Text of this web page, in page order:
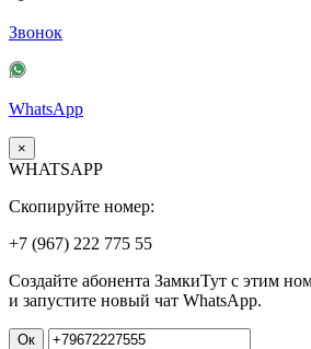
Звонок
WhatsApp
×
WHATSAPP
Скопируйте номер:
+7 (967) 222 775 55
Создайте абонента ЗамкиТут с этим
и запустите новый чат WhatsApp.
Ок